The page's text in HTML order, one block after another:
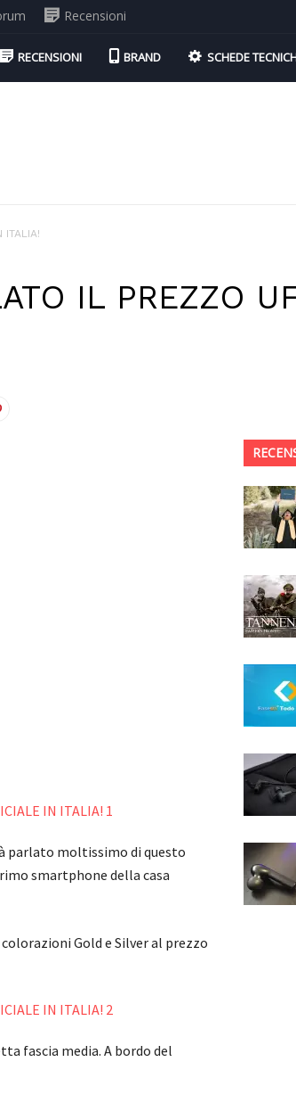
Recensioni
RECENSIONI BRAND SCHEDE
ITALIA!
IL PREZZO
parlato moltissimo di questo
smartphone della casa
Gold e Silver al prezzo
fascia media. A bordo del